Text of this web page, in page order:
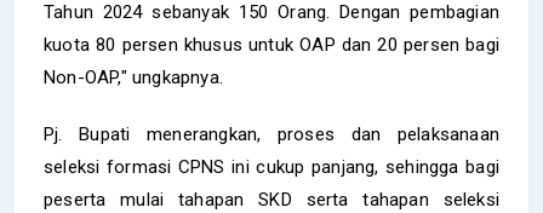
Tahun 2024 sebanyak 150 Orang. Dengan pembagian
kuota 80 persen khusus untuk OAP dan 20 persen bagi
Non-OAP," ungkapnya.
Pj. Bupati menerangkan, proses dan pelaksanaan
seleksi formasi CPNS ini cukup panjang, sehingga bagi
peserta mulai tahapan SKD serta tahapan seleksi